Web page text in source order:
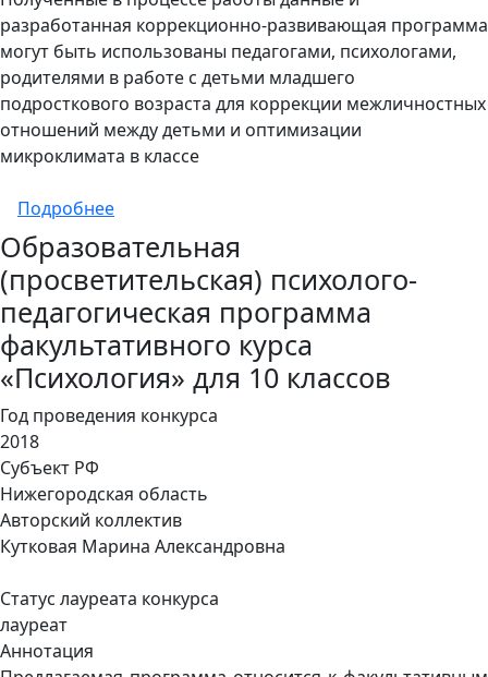
разработанная коррекционно-развивающая программа
могут быть использованы педагогами, психологами,
родителями в работе с детьми младшего
подросткового возраста для коррекции межличностных
отношений между детьми и оптимизации
микроклимата в классе
Подробнеео Коррекционно-развивающая
Образовательная
(просветительская) психолого-
педагогическая программа
факультативного курса
«Психология» для 10 классов
Год проведения конкурса
2018
Субъект РФ
Нижегородская область
Авторский коллектив
Кутковая Марина Александровна
Статус лауреата конкурса
лауреат
Аннотация